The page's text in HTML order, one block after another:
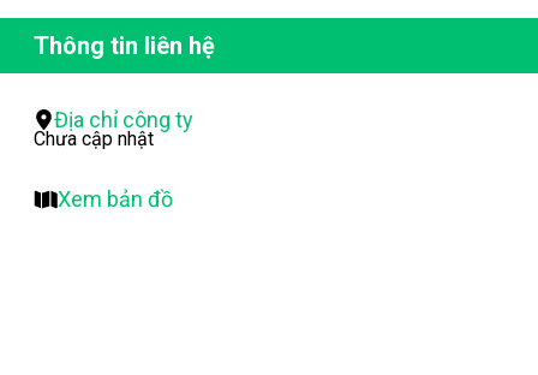
Thông tin liên hệ
Địa chỉ công ty
Chưa cập nhật
Xem bản đồ